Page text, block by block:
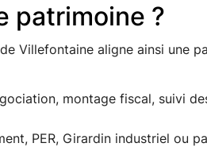
patrimoine ?
Villefontaine aligne ainsi une
montage fiscal, suivi
PER, Girardin industriel ou